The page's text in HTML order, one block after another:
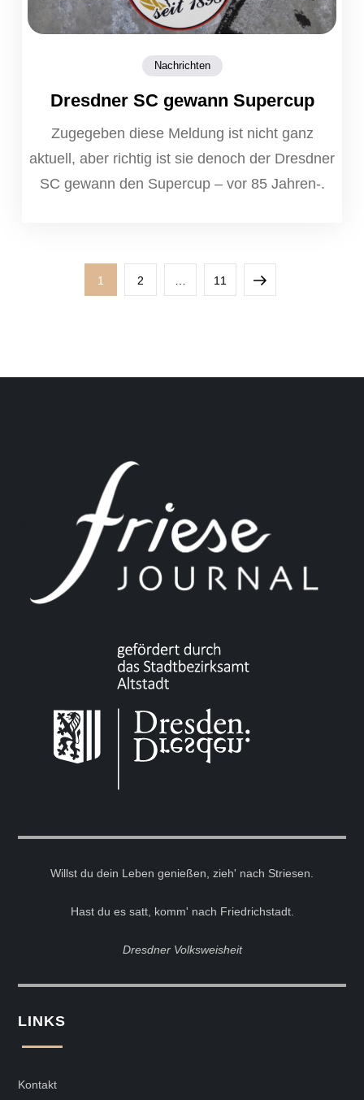
Nachrichten
Dresdner SC gewann Supercup
Zugegeben diese Meldung ist nicht ganz
aktuell, aber richtig ist sie denoch der Dresdner
SC gewann den Supercup – vor 85 Jahren-.
Seitennummerierung
Page
1 Page
2 … Page
11 Next
Willst du dein Leben genießen, zieh' nach Striesen.
Hast du es satt, komm' nach Friedrichstadt.
Dresdner Volksweisheit
LINKS
Kontakt